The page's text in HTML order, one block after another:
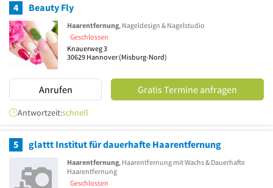
4 Beauty Fly
Haarentfernung, Nageldesign & Nagelstudio
Geschlossen
Knauerweg 3
30629 Hannover(Misburg-Nord)
Anrufen Gratis Termine anfragen
Antwortzeit:schnell
5 glattt Institut für dauerhafte Haarentfernung
Haarentfernung, Haarentfernung mit Wachs & Dauerhafte
Haarentfernung
Geschlossen